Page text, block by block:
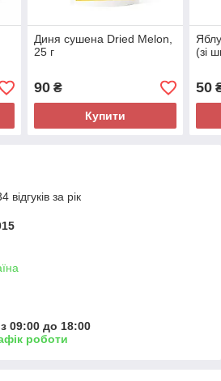
Диня сушена Dried Melon,
25 г
90₴
Купити
(зі
50
за рік
09:00 до 18:00
роботи